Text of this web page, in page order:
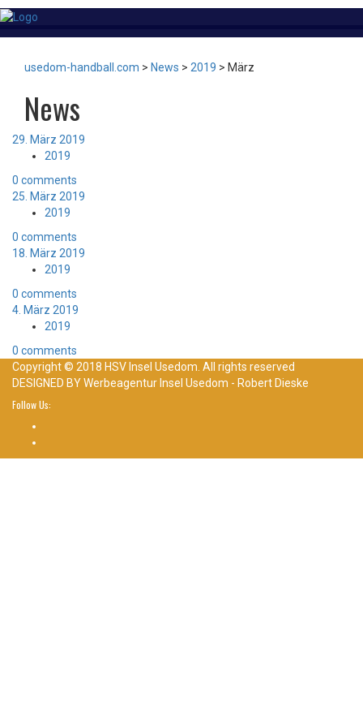
usedom-handball.com > News > 2019 > März
News
29. März 2019
2019
0 comments
25. März 2019
2019
0 comments
18. März 2019
2019
0 comments
4. März 2019
2019
0 comments
Copyright © 2018 HSV Insel Usedom. All rights reserved
DESIGNED BYWerbeagentur Insel Usedom - Robert Dieske
Follow Us: